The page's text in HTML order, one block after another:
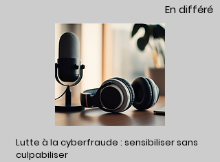
En différé
Lutte à la cyberfraude : sensibiliser sans
culpabiliser